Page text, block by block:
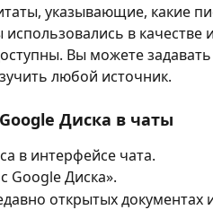
указывающие, какие
в качестве
Вы можете
любой источник.
Диска в чаты
в интерфейсе чата.
Google Диска».
открытых документах